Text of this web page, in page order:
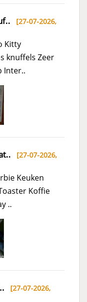
[27-07-2026,
Kitty
knuffels Zeer
Inter..
[27-07-2026,
Keuken
Koffie
..
[27-07-2026,